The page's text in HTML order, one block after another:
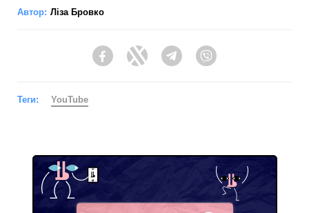
Автор: Ліза Бровко
FacebookTwitter Telegram
Теги: YouTube